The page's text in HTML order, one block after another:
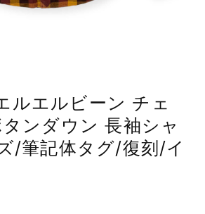
ルエルビーン チェ
ンダウン 長袖シャ
/筆記体タグ/復刻/イ